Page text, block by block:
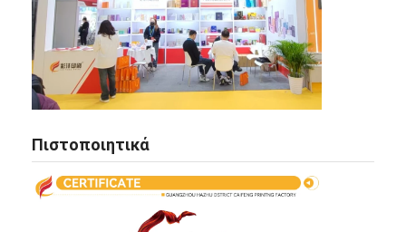
Πιστοποιητικά